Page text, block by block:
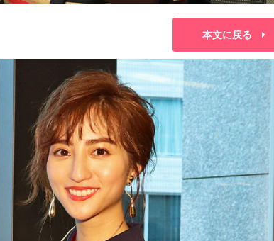
本文に戻る